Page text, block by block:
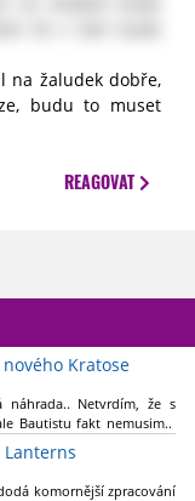
na žaludek dobře,
budu to muset
REAGOVAT
Kratose
Netvrdím, že s
Bautistu fakt nemusim..
komornější zpracování